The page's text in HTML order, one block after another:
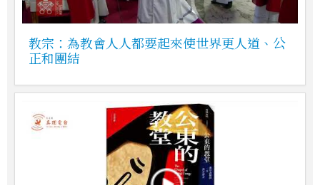
教宗：為教會人人都要起來使世界更人道、公
正和團結